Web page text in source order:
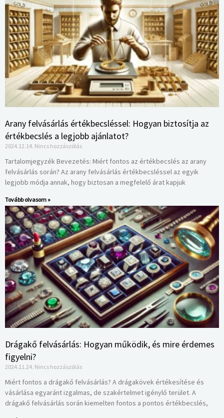
Arany felvásárlás értékbecsléssel: Hogyan biztosítja az
értékbecslés a legjobb ajánlatot?
2024.12.14. Nincs hozzászólás
Tartalomjegyzék Bevezetés: Miért fontos az értékbecslés az arany
felvásárlás során? Az arany felvásárlás értékbecsléssel az egyik
legjobb módja annak, hogy biztosan a megfelelő árat kapjuk
Tovább olvasom »
Drágakő felvásárlás: Hogyan működik, és mire érdemes
figyelni?
2024.11.24. Nincs hozzászólás
Miért fontos a drágakő felvásárlás? A drágakövek értékesítése és
vásárlása egyaránt izgalmas, de szakértelmet igénylő terület. A
drágakő felvásárlás során kiemelten fontos a pontos értékbecslés,